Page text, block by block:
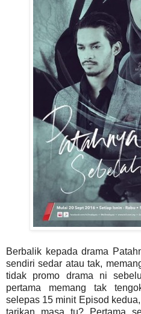
Berbalik kepada drama
sendiri sedar atau tak,
tidak promo drama ni
pertama memang tak
selepas 15 minit Episod